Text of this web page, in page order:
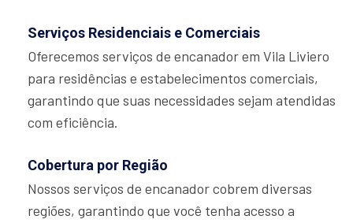
Serviços Residenciais e Comerciais
Oferecemos serviços de encanador em Vila Liviero
para residências e estabelecimentos comerciais,
garantindo que suas necessidades sejam atendidas
com eficiência.
Cobertura por Região
Nossos serviços de encanador cobrem diversas
regiões, garantindo que você tenha acesso a